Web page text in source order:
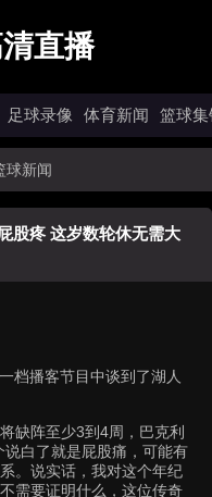
直播
足球录像 体育新闻 篮球集
球新闻
股疼 这岁数轮休无需大
档播客节目中谈到了湖人
缺阵至少3到4周，巴克利
白了就是屁股痛，可能有
。说实话，我对这个年纪
不需要证明什么， 这位传奇